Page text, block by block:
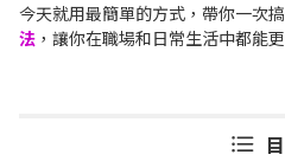
今天就用最簡單的方式，帶你一次
法 ，讓你在職場和日常生活中都能